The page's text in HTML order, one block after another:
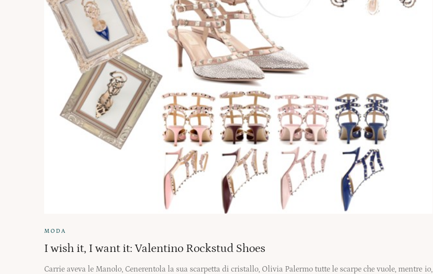
MODA
I wish it, I want it: Valentino Rockstud Shoes
Carrie aveva le Manolo, Cenerentola la sua scarpetta di cristallo, Olivia Palermo tutte le scarpe che vuole, mentre io,